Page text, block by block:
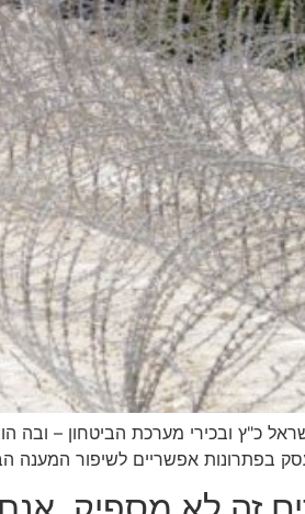
כ"ץ ובכירי מערכת הביטחון – ובה
בפתרונות אפשריים לשיפור המענה